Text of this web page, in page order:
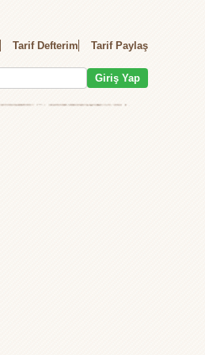
Tarif Defterim Tarif Paylaş
Giriş Yap